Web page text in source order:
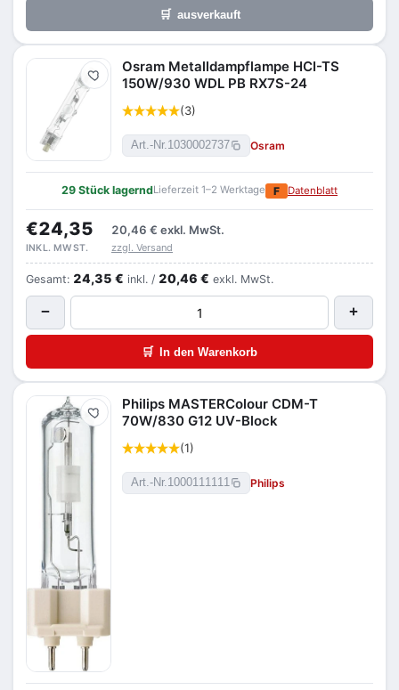
🛒 ausverkauft
Merken
Osram Metalldampflampe HCI-TS
150W/930 WDL PB RX7S-24
(3)
Art.-Nr.1030002737 Osram
29 Stück lagerndLieferzeit 1–2 Werktage F Datenblatt
€24,35 20,46 € exkl. MwSt.
INKL. MWST. zzgl. Versand
Gesamt: 24,35 € inkl. / 20,46 € exkl. MwSt.
− +
🛒 In den Warenkorb
Merken
Philips MASTERColour CDM-T
70W/830 G12 UV-Block
(1)
Art.-Nr.1000111111 Philips